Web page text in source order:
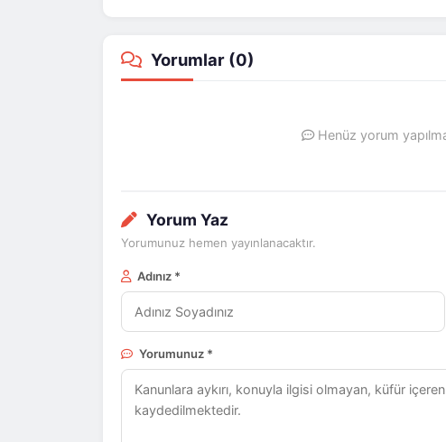
Yorumlar (0)
Henüz yorum
Yorum Yaz
Yorumunuz hemen yayınlanacaktır.
Adınız *
Yorumunuz *